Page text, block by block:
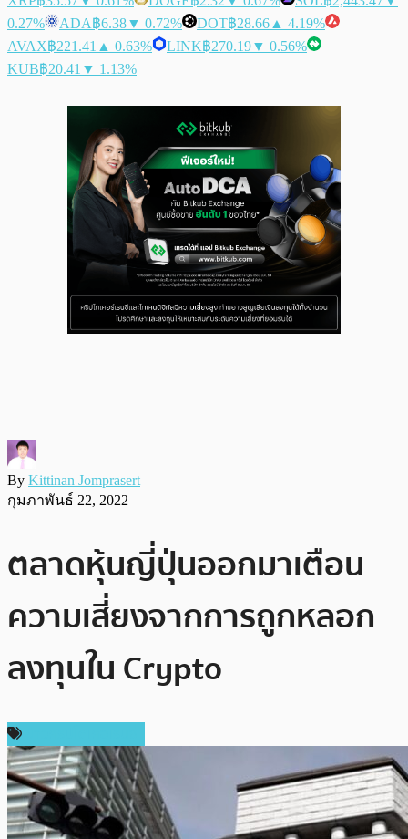
0.27%
ADA฿6.38▼ 0.72% DOT฿28.66 ▲ 4.19%
AVAX฿221.41 ▲ 0.63% LINK฿270.19▼ 0.56%
KUB฿20.41 ▼ 1.13%
By Kittinan Jomprasert
กุมภาพันธ์ 22, 2022
ตลาดหุ้นญี่ปุ่นออกมาเตือน
ความเสี่ยงจากการถูกหลอก
ลงทุนใน Crypto